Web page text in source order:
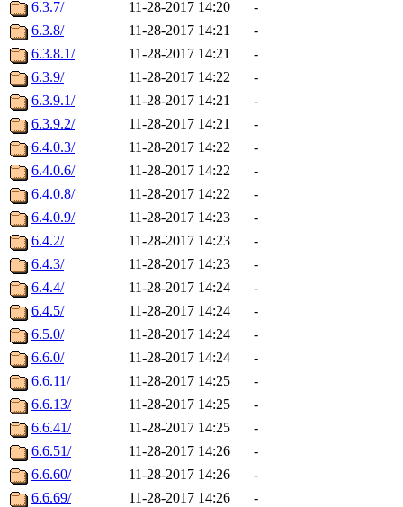
6.3.7/ 11-28-2017 14:20
-
6.3.8/
11-28-2017 14:21
-
6.3.8.1/
11-28-2017 14:21
-
6.3.9/
11-28-2017 14:22
-
6.3.9.1/
11-28-2017 14:21
-
6.3.9.2/
11-28-2017 14:21
-
6.4.0.3/
11-28-2017 14:22
-
6.4.0.6/
11-28-2017 14:22
-
6.4.0.8/
11-28-2017 14:22
-
6.4.0.9/
11-28-2017 14:23
-
6.4.2/
11-28-2017 14:23
-
6.4.3/
11-28-2017 14:23
-
6.4.4/
11-28-2017 14:24
-
6.4.5/
11-28-2017 14:24
-
6.5.0/
11-28-2017 14:24
-
6.6.0/
11-28-2017 14:24
-
6.6.11/
11-28-2017 14:25
-
6.6.13/
11-28-2017 14:25
-
6.6.41/
11-28-2017 14:25
-
6.6.51/
11-28-2017 14:26
-
6.6.60/
11-28-2017 14:26
-
6.6.69/
11-28-2017 14:26
-